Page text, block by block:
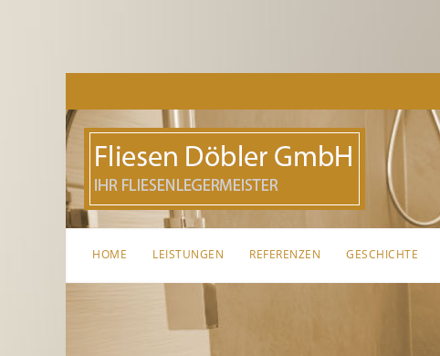
HOME LEISTUNGEN REFERENZEN GESCHICHTE